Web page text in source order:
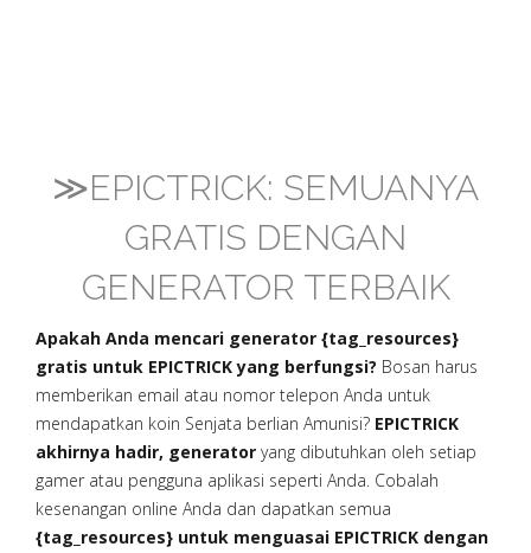
≫EPICTRICK: SEMUANYA
GRATIS DENGAN
GENERATOR TERBAIK
Apakah Anda mencari generator {tag_resources}
gratis untuk EPICTRICK yang berfungsi? Bosan harus
memberikan email atau nomor telepon Anda untuk
mendapatkan koin Senjata berlian Amunisi? EPICTRICK
akhirnya hadir, generator yang dibutuhkan oleh setiap
gamer atau pengguna aplikasi seperti Anda. Cobalah
kesenangan online Anda dan dapatkan semua
{tag_resources} untuk menguasai EPICTRICK dengan